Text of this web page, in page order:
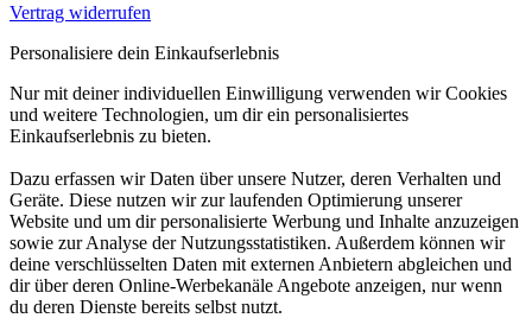
Vertrag widerrufen
Personalisiere dein Einkaufserlebnis
Nur mit deiner individuellen Einwilligung verwenden wir Cookies
und weitere Technologien, um dir ein personalisiertes
Einkaufserlebnis zu bieten.
Dazu erfassen wir Daten über unsere Nutzer, deren Verhalten und
Geräte. Diese nutzen wir zur laufenden Optimierung unserer
Website und um dir personalisierte Werbung und Inhalte anzuzeigen
sowie zur Analyse der Nutzungsstatistiken. Außerdem können wir
deine verschlüsselten Daten mit externen Anbietern abgleichen und
dir über deren Online-Werbekanäle Angebote anzeigen, nur wenn
du deren Dienste bereits selbst nutzt.